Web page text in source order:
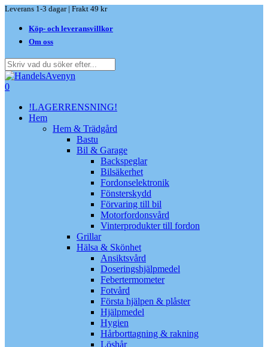
Skip
main
content
Leverans 1-3 dagar | Frakt 49 kr
Köp- och leveransvillkor
Om oss
Close
Search
search
0
!LAGERRENSNING!
Hem
Hem & Trädgård
Bastu
Bil & Garage
Backspeglar
Bilsäkerhet
Fordonselektronik
Fönsterskydd
Förvaring till bil
Motorfordonsvård
Vinterprodukter till fordon
Grillar
Hälsa & Skönhet
Ansiktsvård
Doseringshjälpmedel
Febertermometer
Fotvård
Första hjälpen & plåster
Hjälpmedel
Hygien
Hårborttagning & rakning
Löshår